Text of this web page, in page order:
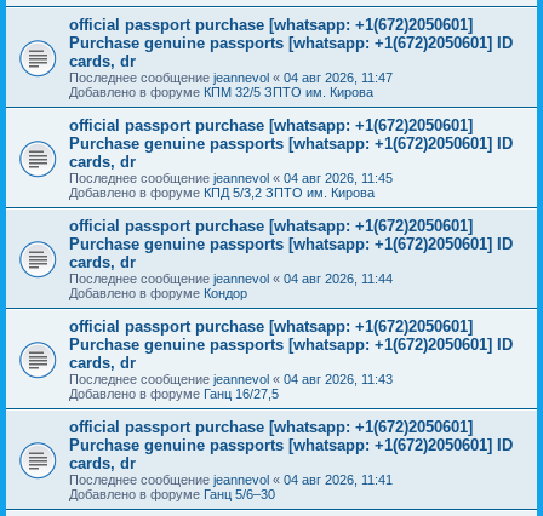
official passport purchase [whatsapp: +1(672)2050601]
Purchase genuine passports [whatsapp: +1(672)2050601] ID
cards, dr
Последнее сообщение jeannevol « 04 авг 2026, 11:47
Добавлено в форуме КПМ 32/5 ЗПТО им. Кирова
official passport purchase [whatsapp: +1(672)2050601]
Purchase genuine passports [whatsapp: +1(672)2050601] ID
cards, dr
Последнее сообщение jeannevol « 04 авг 2026, 11:45
Добавлено в форуме КПД 5/3,2 ЗПТО им. Кирова
official passport purchase [whatsapp: +1(672)2050601]
Purchase genuine passports [whatsapp: +1(672)2050601] ID
cards, dr
Последнее сообщение jeannevol « 04 авг 2026, 11:44
Добавлено в форуме Кондор
official passport purchase [whatsapp: +1(672)2050601]
Purchase genuine passports [whatsapp: +1(672)2050601] ID
cards, dr
Последнее сообщение jeannevol « 04 авг 2026, 11:43
Добавлено в форуме Ганц 16/27,5
official passport purchase [whatsapp: +1(672)2050601]
Purchase genuine passports [whatsapp: +1(672)2050601] ID
cards, dr
Последнее сообщение jeannevol « 04 авг 2026, 11:41
Добавлено в форуме Ганц 5/6–30